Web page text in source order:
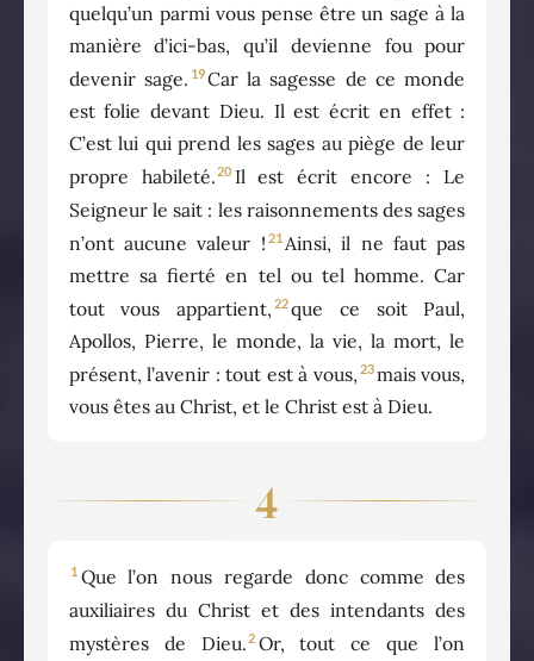
quelqu’un parmi vous pense être un sage à la
manière d’ici-bas, qu’il devienne fou pour
devenir sage. 19Car la sagesse de ce monde
est folie devant Dieu. Il est écrit en effet :
C’est lui qui prend les sages au piège de leur
propre habileté.20 Il est écrit encore : Le
Seigneur le sait : les raisonnements des sages
n’ont aucune valeur ! 21 Ainsi, il ne faut pas
mettre sa fierté en tel ou tel homme. Car
tout vous appartient, 22que ce soit Paul,
Apollos, Pierre, le monde, la vie, la mort, le
présent, l’avenir : tout est à vous, 23mais vous,
vous êtes au Christ, et le Christ est à Dieu.
4
1 Que l’on nous regarde donc comme des
auxiliaires du Christ et des intendants des
mystères de Dieu.2 Or, tout ce que l’on